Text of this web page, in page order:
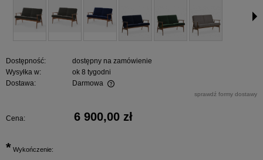
Dostępność:
dostępny na zamówienie
Wysyłka w:
ok 8 tygodni
Dostawa:
Darmowa
sprawdź formy dostawy
Cena: 6 900,00 zł
* Wykończenie: